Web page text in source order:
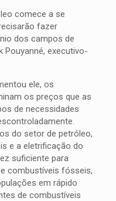
comece a se
fazer
dos campos de
Pouyanné, executivo-
ele, os
os preços que as
de necessidades
do setor de petróleo,
e a eletrificação do
suficiente para
combustíveis fósseis,
em rápido
de combustíveis